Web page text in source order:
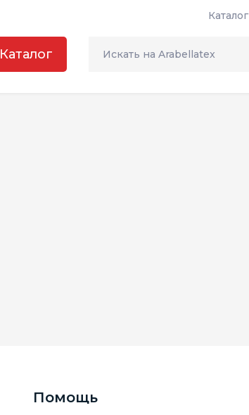
Каталог
Каталог
Помощь